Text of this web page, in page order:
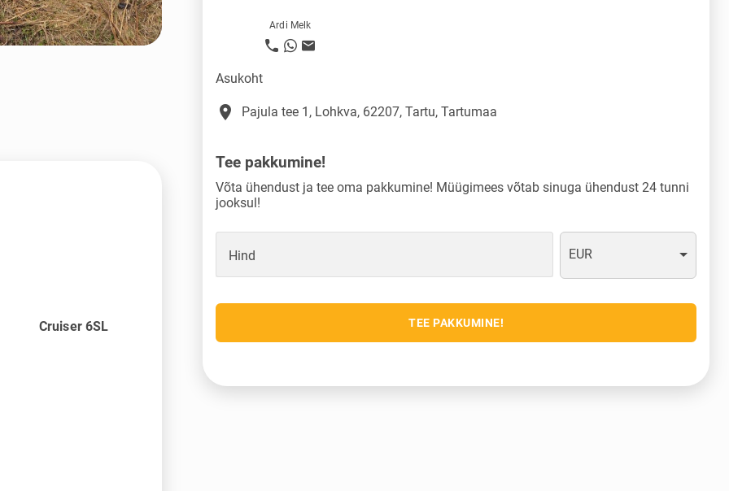
Cruiser 6SL
Ardi Melk
Asukoht
place Pajula tee 1, Lohkva, 62207, Tartu, Tartumaa
Tee pakkumine!
Võta ühendust ja tee oma pakkumine! Müügimees võtab sinuga ühendust 24 tunni
jooksul!
Hind EUR
TEE PAKKUMINE!